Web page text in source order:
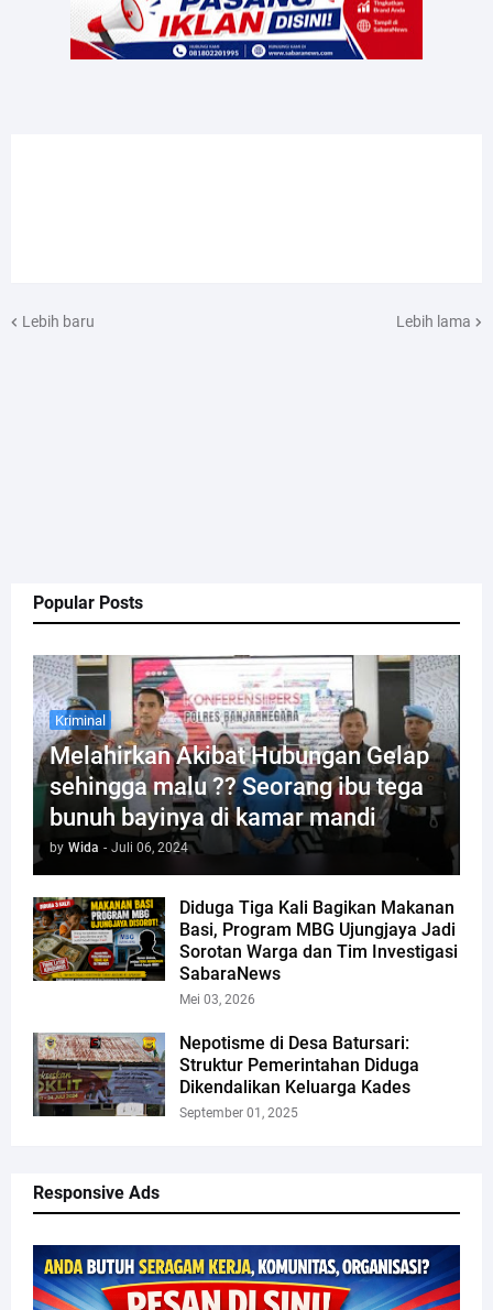
Popular Posts
Kriminal
Melahirkan Akibat Hubungan Gelap
sehingga malu ?? Seorang ibu tega
bunuh bayinya di kamar mandi
by Wida - Juli 06, 2024
Diduga Tiga Kali Bagikan Makanan
Basi, Program MBG Ujungjaya Jadi
Sorotan Warga dan Tim Investigasi
SabaraNews
Mei 03, 2026
Nepotisme di Desa Batursari:
Struktur Pemerintahan Diduga
Dikendalikan Keluarga Kades
September 01, 2025
Responsive Ads
Lebih baru Lebih lama